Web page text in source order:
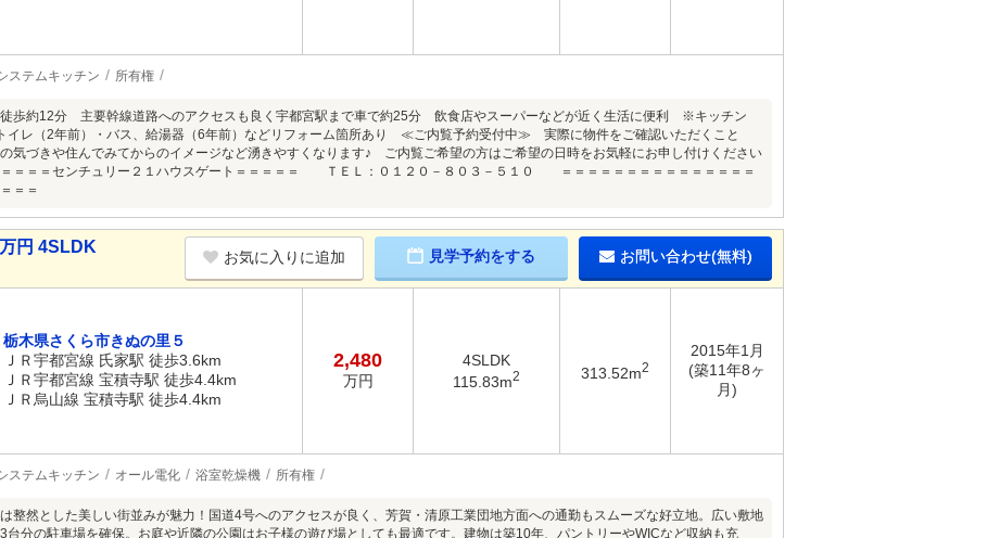
ステムキッチン 所有権
歩約12分 主要幹線道路へのアクセスも良く宇都宮駅まで車で約25分 飲食店やスーパーなどが近く生活に便利 ※キッチン
イレ（2年前）・バス、給湯器（6年前）などリフォーム箇所あり ≪ご内覧予約受付中≫ 実際に物件をご確認いただくこと
気づきや住んでみてからのイメージなど湧きやすくなります♪ ご内覧ご希望の方はご希望の日時をお気軽にお申し付けください
センチュリー２１ハウスゲート＝＝＝＝＝ ＴＥＬ：０１２０－８０３－５１０ ＝＝＝＝＝＝＝＝＝＝＝＝＝＝＝
＝＝
円 4SLDK
お気に入りに追加 見学予約をする お問い合わせ(無料)
栃木県さくら市きぬの里５
ＪＲ宇都宮線 氏家駅 徒歩3.6km
ＪＲ宇都宮線 宝積寺駅 徒歩4.4km
ＪＲ烏山線 宝積寺駅 徒歩4.4km
2,480
万円
4SLDK
115.83m2 313.52m2
2015年1月
(築11年8ヶ
月)
ステムキッチン オール電化 浴室乾燥機 所有権
は整然とした美しい街並みが魅力！国道4号へのアクセスが良く、芳賀・清原工業団地方面への通勤もスムーズな好立地。広い敷地
台分の駐車場を確保。お庭や近隣の公園はお子様の遊び場としても最適です。建物は築10年、パントリーやWICなど収納も充